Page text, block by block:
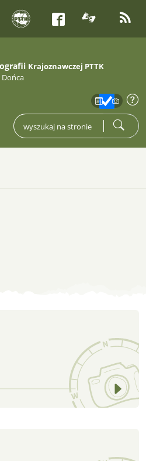
Facebook
tłumacz
Krajoznawczej PTTK
szukaj